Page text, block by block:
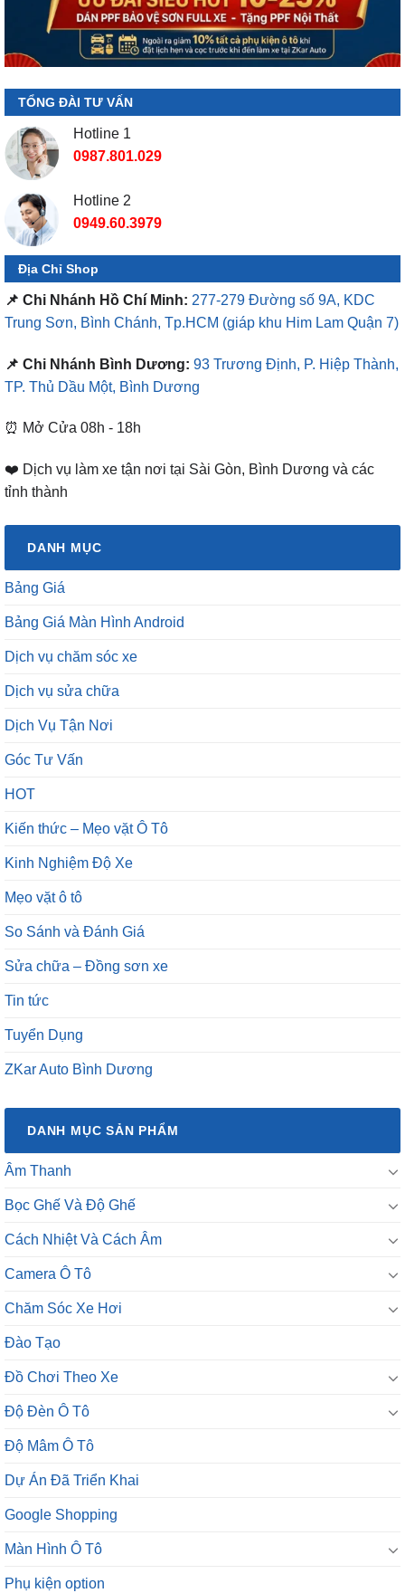
TỔNG ĐÀI TƯ VẤN
Hotline 1
0987.801.029
Hotline 2
0949.60.3979
Địa Chỉ Shop
📌 Chi Nhánh Hồ Chí Minh: 277-279 Đường số 9A, KDC
Trung Sơn, Bình Chánh, Tp.HCM (giáp khu Him Lam Quận 7)
📌 Chi Nhánh Bình Dương: 93 Trương Định, P. Hiệp Thành,
TP. Thủ Dầu Một, Bình Dương
⏰ Mở Cửa 08h - 18h
❤️ Dịch vụ làm xe tận nơi tại Sài Gòn, Bình Dương và các
tỉnh thành
DANH MỤC
Bảng Giá
Bảng Giá Màn Hình Android
Dịch vụ chăm sóc xe
Dịch vụ sửa chữa
Dịch Vụ Tận Nơi
Góc Tư Vấn
HOT
Kiến thức – Mẹo vặt Ô Tô
Kinh Nghiệm Độ Xe
Mẹo vặt ô tô
So Sánh và Đánh Giá
Sửa chữa – Đồng sơn xe
Tin tức
Tuyển Dụng
ZKar Auto Bình Dương
DANH MỤC SẢN PHẨM
Âm Thanh
Bọc Ghế Và Độ Ghế
Cách Nhiệt Và Cách Âm
Camera Ô Tô
Chăm Sóc Xe Hơi
Đào Tạo
Đồ Chơi Theo Xe
Độ Đèn Ô Tô
Độ Mâm Ô Tô
Dự Án Đã Triển Khai
Google Shopping
Màn Hình Ô Tô
Phụ kiện option